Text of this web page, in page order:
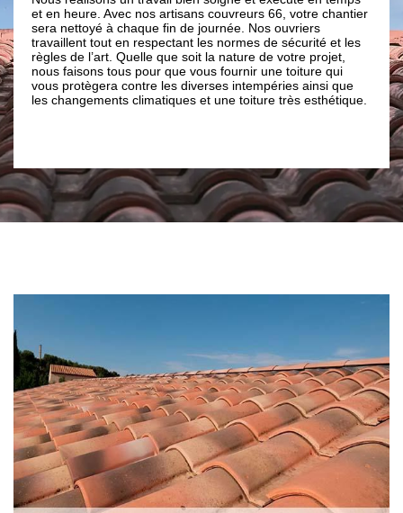
heure. Avec nos artisans couvreurs 66, votre chantier
nettoyé à chaque fin de journée. Nos ouvriers
tout en respectant les normes de sécurité et les
de l’art. Quelle que soit la nature de votre projet,
faisons tous pour que vous fournir une toiture qui
protègera contre les diverses intempéries ainsi que
climatiques et une toiture très esthétique.
les travaux
couvreurs
chaque type
couvreur
de toiture.
là mais nous
de la toiture
dans tout le